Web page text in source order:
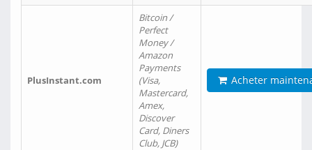
PlusInstant.com
Bitcoin /
Perfect
Money /
Amazon
Payments
(Visa,
Mastercard,
Amex,
Discover
Card, Diners
Club, JCB)
Acheter